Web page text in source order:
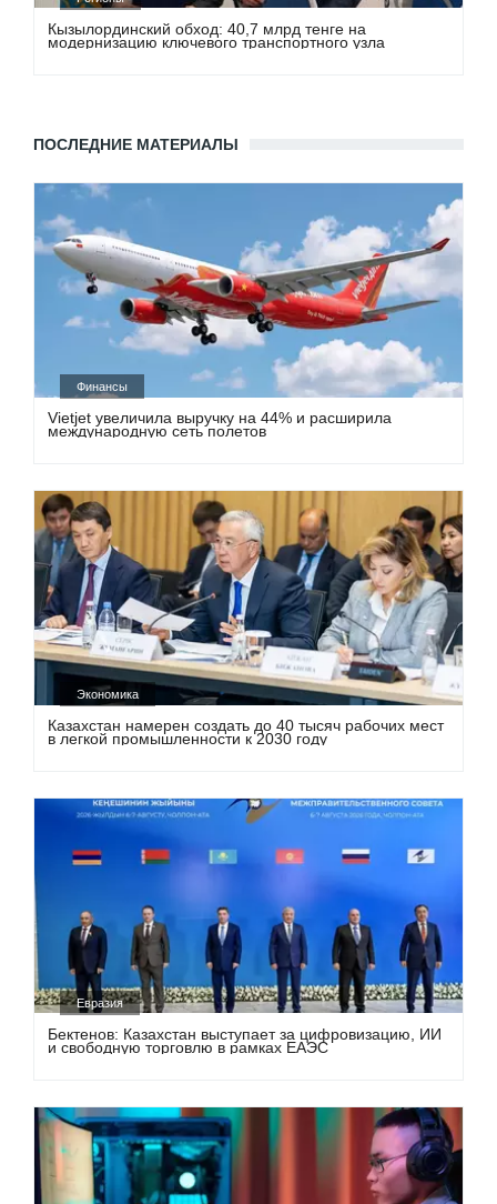
Кызылординский обход: 40,7 млрд тенге на
модернизацию ключевого транспортного узла
ПОСЛЕДНИЕ МАТЕРИАЛЫ
Финансы
Vietjet увеличила выручку на 44% и расширила
международную сеть полетов
Экономика
Казахстан намерен создать до 40 тысяч рабочих мест
в легкой промышленности к 2030 году
Евразия
Бектенов: Казахстан выступает за цифровизацию, ИИ
и свободную торговлю в рамках ЕАЭС